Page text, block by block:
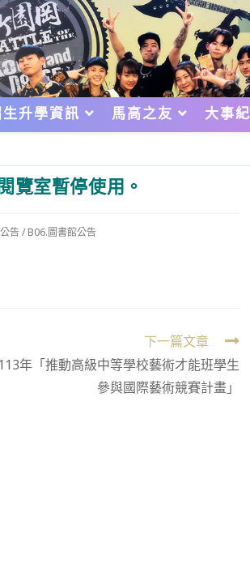
生升學資訊 馬高之友 大事紀
覽室暫停使用。
告/ B06.圖書館公告
下一篇文章
113年「推動高級中等學校藝術才能班學生
參與國際藝術競賽計畫」